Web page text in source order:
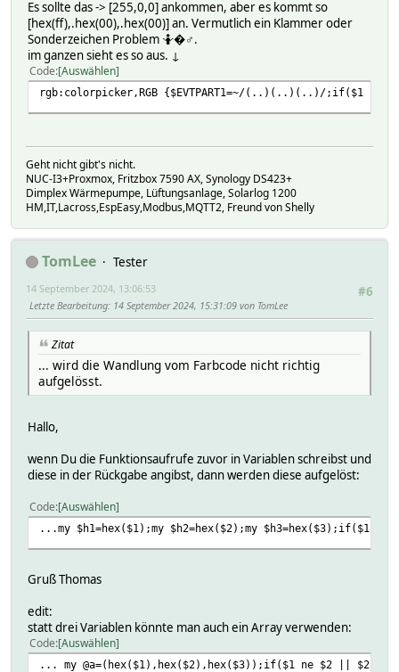
Es sollte das -> [255,0,0] ankommen, aber es kommt so
[hex(ff),.hex(00),.hex(00)] an. Vermutlich ein Klammer oder
Sonderzeichen Problem 🤷�♂️.
im ganzen sieht es so aus. ↓
Code Auswählen
rgb:colorpicker,RGB {$EVTPART1=~/(..)(..)(..)/;if($1
Geht nicht gibt's nicht.
NUC-I3+Proxmox, Fritzbox 7590 AX, Synology DS423+
Dimplex Wärmepumpe, Lüftungsanlage, Solarlog 1200
HM,IT,Lacross,EspEasy,Modbus,MQTT2, Freund von Shelly
TomLee
Tester
#6
14 September 2024, 13:06:53
Letzte Bearbeitung: 14 September 2024, 15:31:09 von TomLee
Zitat
... wird die Wandlung vom Farbcode nicht richtig
aufgelösst.
Hallo,
wenn Du die Funktionsaufrufe zuvor in Variablen schreibst und
diese in der Rückgabe angibst, dann werden diese aufgelöst:
Code Auswählen
...my $h1=hex($1);my $h2=hex($2);my
Gruß Thomas
edit:
statt drei Variablen könnte man auch ein Array verwenden:
Code Auswählen
... my @a=(hex($1),hex($2),hex($3));if($1 ne $2 || $2